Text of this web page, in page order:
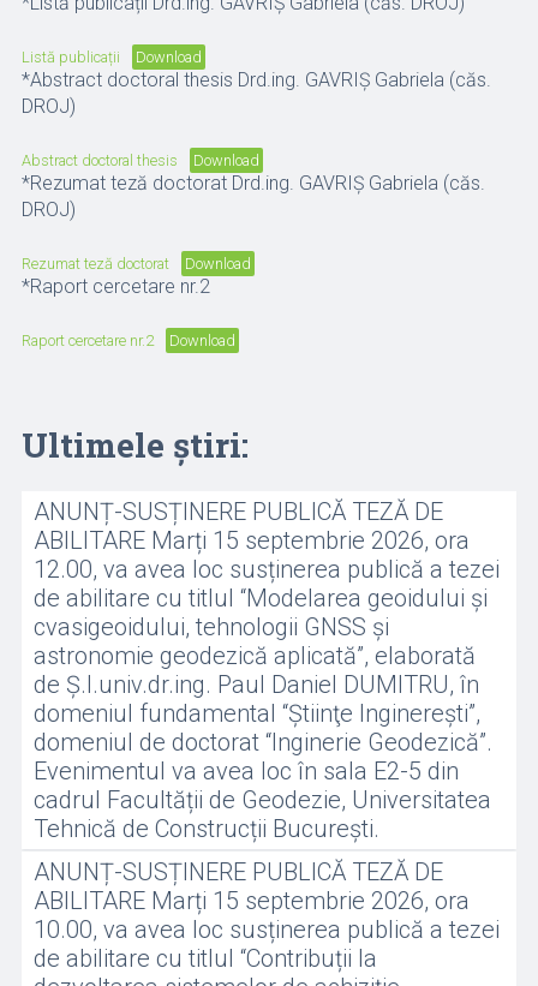
Listă publicații Download
*Abstract doctoral thesis Drd.ing. GAVRIȘ Gabriela (căs.
DROJ)
Abstract doctoral thesis Download
*Rezumat teză doctorat Drd.ing. GAVRIȘ Gabriela (căs.
DROJ)
Rezumat teză doctorat Download
*Raport cercetare nr.2
Raport cercetare nr.2 Download
Ultimele știri:
ANUNȚ-SUSȚINERE PUBLICĂ TEZĂ DE
ABILITARE Marți 15 septembrie 2026, ora
12.00, va avea loc susținerea publică a tezei
de abilitare cu titlul “Modelarea geoidului și
cvasigeoidului, tehnologii GNSS și
astronomie geodezică aplicată”, elaborată
de Ș.l.univ.dr.ing. Paul Daniel DUMITRU, în
domeniul fundamental “Ştiinţe Inginereşti”,
domeniul de doctorat “Inginerie Geodezică”.
Evenimentul va avea loc în sala E2-5 din
cadrul Facultății de Geodezie, Universitatea
Tehnică de Construcții București.
ANUNȚ-SUSȚINERE PUBLICĂ TEZĂ DE
ABILITARE Marți 15 septembrie 2026, ora
10.00, va avea loc susținerea publică a tezei
de abilitare cu titlul “Contribuții la